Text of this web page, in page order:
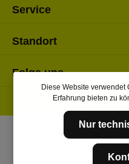
Service
Standort
Folge uns
Diese Website
Erfahrung bieten zu
Nur